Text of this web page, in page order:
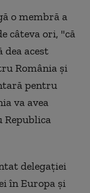
o membră a
câteva ori, "că
dea acest
România şi
pentru
va avea
Republica
delegaţiei
în Europa şi